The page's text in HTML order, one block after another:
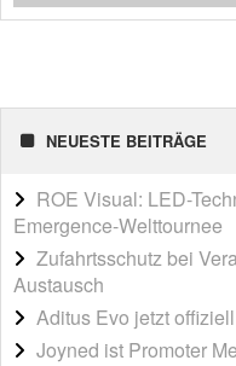
NEUESTE BEITRÄGE
ROE Visual: LED-
Emergence-Welttournee
Zufahrtsschutz bei
Austausch
Aditus Evo jetzt
Joyned ist Promoter